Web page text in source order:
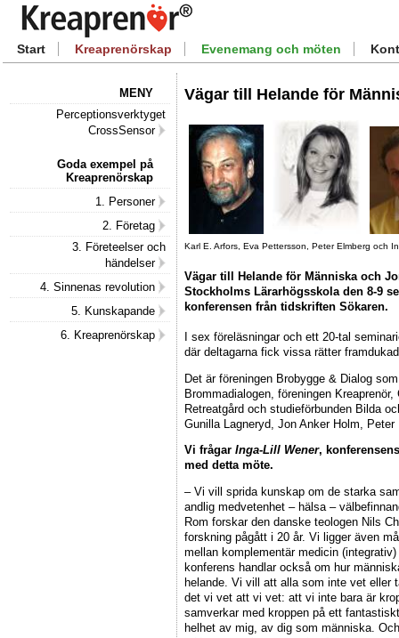
Start Kreaprenörskap Evenemang och möten
MENY
Perceptionsverktyget
CrossSensor
Goda exempel på
Kreaprenörskap
1. Personer
2. Företag
3. Företeelser och
händelser
4. Sinnenas revolution
5. Kunskapande
6. Kreaprenörskap
Vägar till Helande för
Karl E. Arfors, Eva Pettersson, Peter Elmberg och
Vägar till Helande för Människa och
Stockholms Lärarhögsskola den 8-9
konferensen från tidskriften Sökaren.
I sex föreläsningar och ett 20-tal
där deltagarna fick vissa rätter
Det är föreningen Brobygge & Dialog
Brommadialogen, föreningen
Retreatgård och studieförbunden Bilda
Gunilla Lagneryd, Jon Anker Holm,
Vi frågar Inga-Lill Wener,
med detta möte.
– Vi vill sprida kunskap om de starka
andlig medvetenhet – hälsa –
Rom forskar den danske teologen Nils
forskning pågått i 20 år. Vi ligger även
mellan komplementär medicin
konferens handlar också om hur
helande. Vi vill att alla som inte vet eller
det vi vet att vi vet: att vi inte bara är
samverkar med kroppen på ett
helhet av mig, av dig som människa.